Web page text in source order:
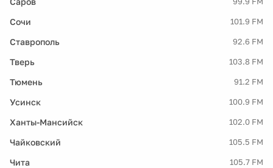
Сочи 101.9 FM
Ставрополь 92.6 FM
Тверь 103.8 FM
Тюмень 91.2 FM
Усинск 100.9 FM
Ханты-Мансийск 102.0 FM
Чайковский 105.5 FM
Чита 105.7 FM